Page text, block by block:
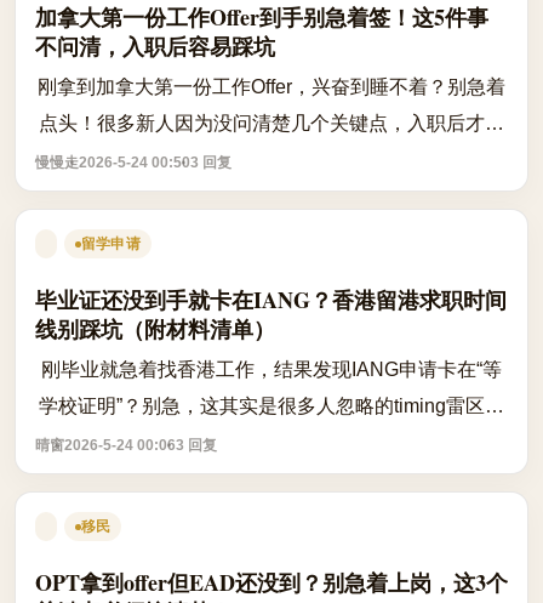
加拿大第一份工作Offer到手别急着签！这5件事
不问清，入职后容易踩坑
刚拿到加拿大第一份工作Offer，兴奋到睡不着？别急着
点头！很多新人因为没问清楚几个关键点，入职后才发
现和预期差得远——比如试用期根本没保障、加班没补
偿、福利要等三个月才生效……这些都...
慢慢走2026-5-24 00:503 回复
留学申请
毕业证还没到手就卡在IANG？香港留港求职时间
线别踩坑（附材料清单）
刚毕业就急着找香港工作，结果发现IANG申请卡在“等
学校证明”？别急，这其实是很多人忽略的timing雷区。
根据入境处最新口径，IANG（非本地毕业生留港/回港
就业安排）申请必须在毕业前或毕业后6...
晴窗2026-5-24 00:063 回复
移民
OPT拿到offer但EAD还没到？别急着上岗，这3个